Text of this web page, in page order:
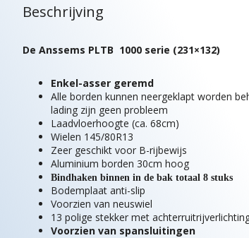
Beschrijving
De Anssems PLTB 1000 serie (231×132)
Enkel-asser geremd
Alle borden kunnen neergeklapt worden
lading zijn geen probleem
Laadvloerhoogte (ca. 68cm)
Wielen 145/80R13
Zeer geschikt voor B-rijbewijs
Aluminium borden 30cm hoog
Bindhaken binnen in de bak totaal 8 stuks
Bodemplaat anti-slip
Voorzien van neuswiel
13 polige stekker met
Voorzien van spansluitingen